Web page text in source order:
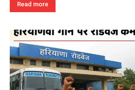
Read more